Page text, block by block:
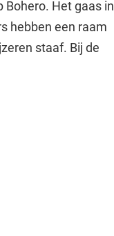
Bohero. Het gaas in
hebben een raam
staaf. Bij de